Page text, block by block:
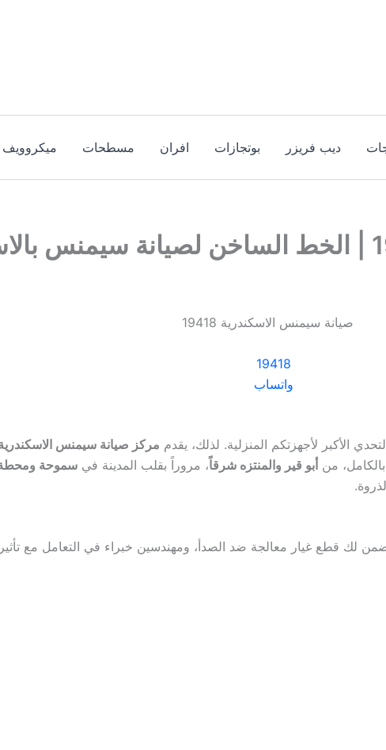
ديب فريزر بوتجازات افران مسطحات ميكروويف
19418
واتساب
الأكبر لأجهزتكم المنزلية. لذلك، يقدم مركز صيانة سيمنس
من أبو قير والمنتزه شرقاً، مروراً بقلب المدينة في سموحة
لك قطع غيار معالجة ضد الصدأ، ومهندسين خبراء في التعامل مع تأثير